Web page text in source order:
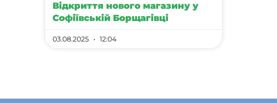
Відкриття нового магазину у
Софіївській Борщагівці
03.08.2025 12:04